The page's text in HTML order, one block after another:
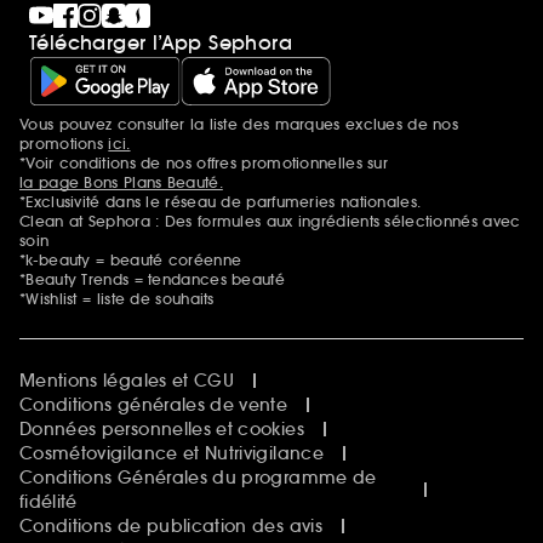
Black Friday
Soldes
SEPHORA edit
Sephora Prize
Sephora Beautiful Club
Clean at Sephora
Idées & Inspirations Beauté
Télécharger l’App Sephora
Mentions additionnelles
Vous pouvez consulter la liste des marques exclues de nos
promotionsici.
*Voir conditions de nos offres promotionnelles sur
la page Bons Plans Beauté.
*Exclusivité dans le réseau de parfumeries nationales.
Clean at Sephora : Des formules aux ingrédients sélectionnés avec
soin
*k-beauty = beauté coréenne
*Beauty Trends = tendances beauté
*Wishlist = liste de souhaits
Mentions légales et CGU
Conditions générales de vente
Données personnelles et cookies
Cosmétovigilance et Nutrivigilance
Conditions Générales du programme de
fidélité
Conditions de publication des avis